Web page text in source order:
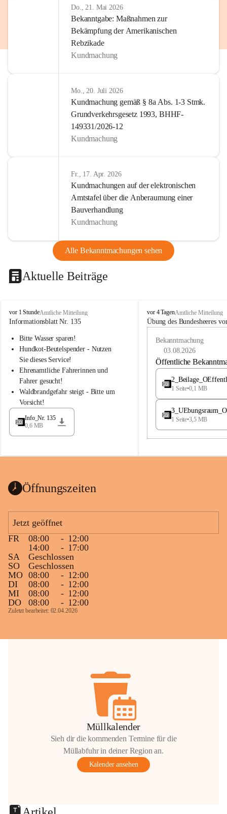
Do., 21. Mai 2026
Bekanntgabe: Maßnahmen zur
Bekämpfung der Amerikanischen
Rebzikade
Kundmachung
Mo., 20. Juli 2026
Kundmachung gemäß § 8a Abs. 1-3 Stmk.
Grundverkehrsgesetz 1993, BHHF-
149331/2026-12
Kundmachung
Fr., 17. Apr. 2026
Kundmachungen auf der elektronischen
Amtstafel über die Anberaumung einer
Bauverhandlung
Kundmachung
Alle Bekanntmachungen sehen
Aktuelle Beiträge
B
u
h
a
d
l
a
vor 1 StundeAmtliche Mitteilung
Informationsblatt Nr. 135
Bitte Wasser sparen!
Hundkot-Beutelspender - Nutzen
Sie dieses Service!
Ehrenamtliche Fahrerinnen und
Fahrer gesucht!
Waldbrandgefahr steigt - Bitte um
Vorsicht!
Info_Nr. 135
0,6 MB
B
u
e
a
vor 4 TagenAmtliche Mitteilung
Übung des Bundesheeres
Bekanntmachung
03.08.2026
Öffentliche
1 Seite•0,1 MB
1 Seite•3,5 MB
Öffnungszeiten
Jetzt geöffnet
FR
08:00 - 12:00
14:00
- 17:00
SA
Geschlossen
SO
Geschlossen
MO 08:00 - 12:00
DI
08:00 - 12:00
MI
08:00 - 12:00
DO
08:00 - 12:00
Zuletzt bearbeitet: 02.04.2026
Müllkalender
Sieh dir die kommenden Termine für die
Müllabfuhr in deiner Region an.
Kalender ansehen